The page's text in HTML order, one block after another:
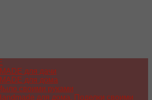
для дачи
для дома
своими руками
для дома. Поделки своими